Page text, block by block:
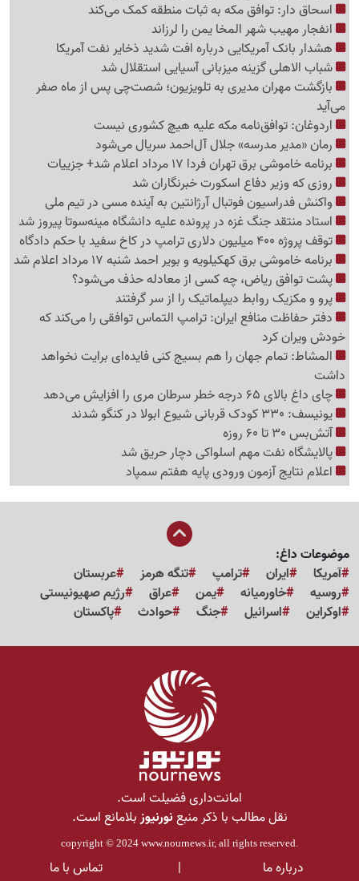
اسحاق دار: توافق مکه به ثبات منطقه کمک می‌کند
انفجار مهیب شهر المخا یمن را لرزاند
هشدار بانک آمریکایی درباره افت شدید ذخایر نفت آمریکا
شباب الاهلی گزینه میزبانی آسیایی استقلال شد
بازگشت مهران مدیری به تلویزیون؛ شصت‌چی پس از ماه صفر
می‌آید
اردوغان: توافق‌نامه مکه علیه هیچ کشوری نیست
رمان «مدیر مدرسه» جلال آل‌احمد سریال می‌شود
برنامه خاموشی برق تهران فردا 17 مرداد اعلام شد+ جزییات
روزی که وزیر دفاع اسکورت خبرنگاران شد
واکنش فدراسیون فوتبال آرژانتین به آینده مسی در تیم ملی
استاد منتقد جنگ غزه در پرونده علیه دانشگاه مینه‌سوتا پیروز شد
توقف پروژه 400 میلیون دلاری ترامپ در کاخ سفید با حکم دادگاه
برنامه خاموشی برق کهکیلویه و بویر احمد شنبه 17 مرداد اعلام شد
پشت توافق ریاض، چه کسی از معادله حذف می‌شود؟
پرو و مکزیک روابط دیپلماتیک را از سر گرفتند
دفتر حفاظت منافع ایران: ترامپ التماس توافقی را می‌کند که
خودش ویران کرد
المشاط: تمام جهان را هم بسیج کنی فایده‌ای برایت نخواهد
داشت
چای داغ بالای 65 درجه خطر سرطان مری را افزایش می‌دهد
یونیسف: 330 کودک قربانی شیوع ابولا در کنگو شدند
آتش‌بس 30 تا 60 روزه
پالایشگاه نفت مهم اسلواکی دچار حریق شد
اعلام نتایج آزمون ورودی پایه هفتم سمپاد
موضوعات داغ:
آمریکا
ایران ترامپ تنگه هرمز
عربستان
روسیه
خاورمیانه یمن عراق
رژیم صهیونیستی
اوکراین
اسرائیل جنگ حوادث پاکستان
امانت‌داری فضیلت است.
نقل مطالب با ذکر منبعنورنیوزبلامانع است.
copyright © 2024 www.nournews.ir, all rights reserved.
درباره ما | تماس با ما